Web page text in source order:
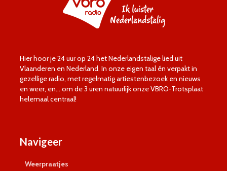
Hier hoor je 24 uur op 24 het Nederlandstalige lied uit
Vlaanderen en Nederland. In onze eigen taal én verpakt in
gezellige radio, met regelmatig artiestenbezoek en nieuws
en weer, en… om de 3 uren natuurlijk onze VBRO-Trotsplaat
helemaal centraal!
Navigeer
Weerpraatjes